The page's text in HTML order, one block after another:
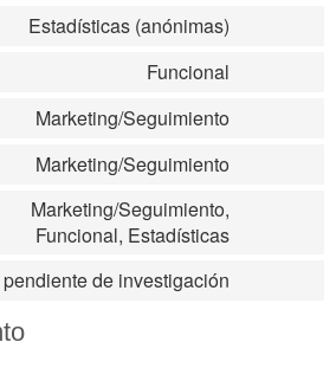
Estadísticas (anónimas)
Funcional
Marketing/Seguimiento
Marketing/Seguimiento
Marketing/Seguimiento,
Funcional, Estadísticas
de investigación